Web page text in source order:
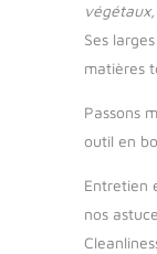
Ses
matières
Passons
outil en
Entretien
nos